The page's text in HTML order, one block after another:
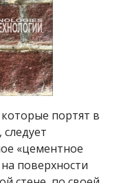
портят в
«цементное
поверхности